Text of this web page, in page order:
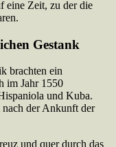
eine Zeit, zu der die
Gestank
brachten ein
im Jahr 1550
und Kuba.
der Ankunft der
und quer durch das